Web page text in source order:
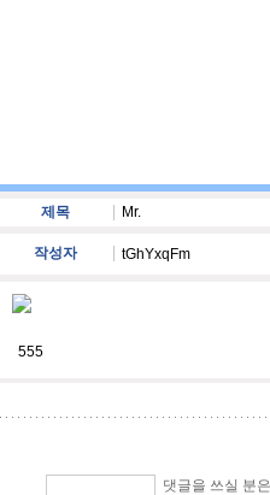
제목 Mr.
작성자 tGhYxqFm
555
댓글을 쓰실 분